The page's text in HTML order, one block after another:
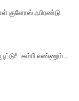
குளோஸ் ஃபிரண்டு
கம்பி எண்ணும்…